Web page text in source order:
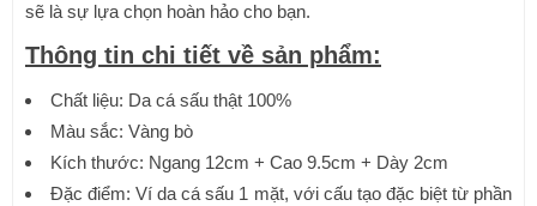
sẽ là sự lựa chọn hoàn hảo cho bạn.
Thông tin chi tiết về sản phẩm:
Chất liệu: Da cá sấu thật 100%
Màu sắc: Vàng bò
Kích thước: Ngang 12cm + Cao 9.5cm + Dày 2cm
Đặc điểm: Ví da cá sấu 1 mặt, với cấu tạo đặc biệt từ phần